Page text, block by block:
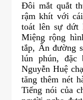
Đôi mắt quắt
rậm khít với
toát lên sự dứt
Miệng rộng
tắp, Ấn đường
lún phún, đặc
Nguyễn Huệ
tăng thêm nét
Tiếng nói của